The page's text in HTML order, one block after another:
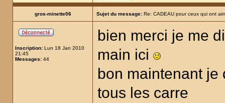
gros-minette06 Sujet du message: Re: CADEAU pour ceux qui ont
Inscription: Lun 18 Jan 2010
21:45
Messages: 44
bien merci je me
main ici
bon maintenant je
tous les carre